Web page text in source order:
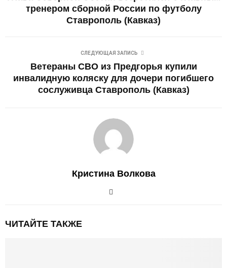
тренером сборной России по футболу
Ставрополь (Кавказ)
СЛЕДУЮЩАЯ ЗАПИСЬ
Ветераны СВО из Предгорья купили
инвалидную коляску для дочери погибшего
сослуживца Ставрополь (Кавказ)
Кристина Волкова
ЧИТАЙТЕ ТАКЖЕ